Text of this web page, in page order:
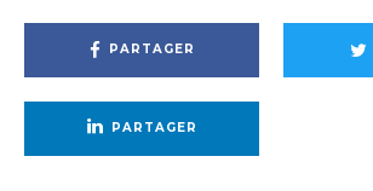
PARTAGER
PARTAGER